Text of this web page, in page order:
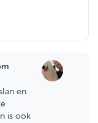
en
is ook